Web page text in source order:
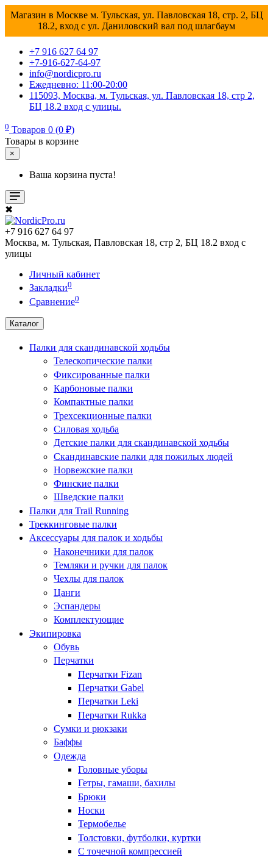
Магазин в Москве м. Тульская, ул. Павловская 18, стр. 2, БЦ
18.2, вход с ул. Даниловский вал под шлагбаум
+7 916 627 64 97
+7-916-627-64-97
info@nordicpro.ru
Ежедневно: 11:00-20:00
115093, Москва, м. Тульская, ул. Павловская 18, стр 2,
БЦ 18.2 вход с улицы.
0 Товаров 0 (0 ₽)
Товары в корзине
×
Ваша корзина пуста!
✖
+7 916 627 64 97
Москва, м. Тульская, Павловская 18, стр 2, БЦ 18.2 вход с
улицы
Личный кабинет
Закладки0
Сравнение0
Каталог
Палки для скандинавской ходьбы
Телескопические палки
Фиксированные палки
Карбоновые палки
Компактные палки
Трехсекционные палки
Силовая ходьба
Детские палки для скандинавской ходьбы
Скандинавские палки для пожилых людей
Норвежские палки
Финские палки
Шведские палки
Палки для Trail Running
Треккинговые палки
Аксессуары для палок и ходьбы
Наконечники для палок
Темляки и ручки для палок
Чехлы для палок
Цанги
Эспандеры
Комплектующие
Экипировка
Обувь
Перчатки
Перчатки Fizan
Перчатки Gabel
Перчатки Leki
Перчатки Rukka
Сумки и рюкзаки
Баффы
Одежда
Головные уборы
Гетры, гамаши, бахилы
Брюки
Носки
Термобелье
Толстовки, футболки, куртки
С точечной компрессией